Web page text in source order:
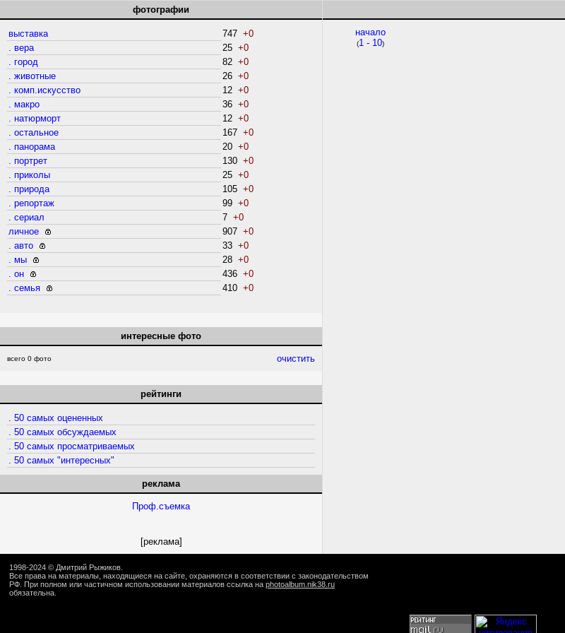
фотографии
выставка 747 +0
. вера
25 +0
. город
82 +0
. животные
26 +0
. комп.искусство
12 +0
. макро
36 +0
. натюрморт
12 +0
. остальное
167 +0
. панорама
20 +0
. портрет
130 +0
. приколы
25 +0
. природа
105 +0
. репортаж
99 +0
. сериал
7 +0
личное
907 +0
. авто
33 +0
. мы
28 +0
. он
436 +0
. семья
410 +0
интересные фото
всего 0 фото очистить
рейтинги
. 50 самых оцененных
. 50 самых обсуждаемых
. 50 самых просматриваемых
. 50 самых "интересных"
реклама
Проф.съемка
[реклама]
начало
(1 - 10)
1998-2024 © Дмитрий Рыжиков
Все права на материалы, находящиеся на сайте, охраняются в соответствии с законодательством
РФ. При полном или частичном использовании материалов ссылка на photoalbum.nik38.ru
обязательна.